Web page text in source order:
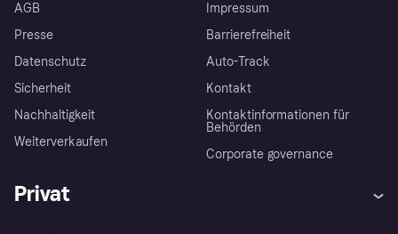
AGB
Presse
Datenschutz
Sicherheit
Nachhaltigkeit
Weiterverkaufen
Impressum
Barrierefreiheit
Auto-Track
Kontakt
Kontaktinformationen für
Behörden
Corporate governance
Privat